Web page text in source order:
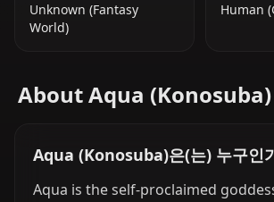
Unknown (Fantasy
World)
Human
About Aqua (Konosuba)
Aqua (Konosuba)은(는) 누구인
Aqua is the self-proclaimed